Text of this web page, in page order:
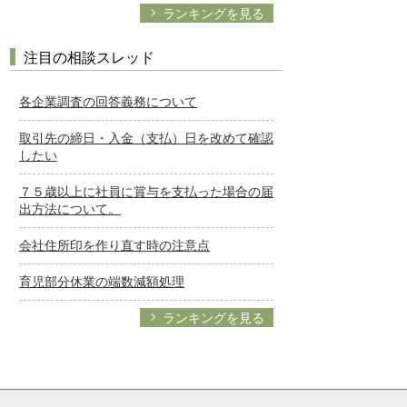
ランキングを見る
注目の相談スレッド
各企業調査の回答義務について
取引先の締日・入金（支払）日を改めて確認
したい
７５歳以上に社員に賞与を支払った場合の届
出方法について。
会社住所印を作り直す時の注意点
育児部分休業の端数減額処理
ランキングを見る